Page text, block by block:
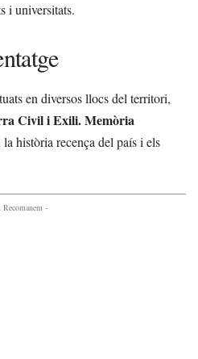
i universitats.
en diversos llocs del territori,
Civil i Exili. Memòria
la història recença del país i els
Recomanem -